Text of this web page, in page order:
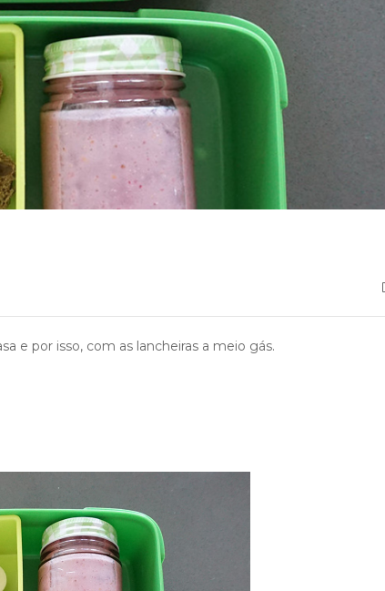
e por isso, com as lancheiras a meio gás.